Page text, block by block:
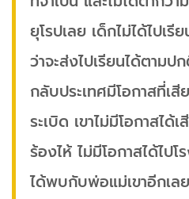
ยุโรปเลย เด็กไม่ได้ไปเรี
ว่าจะส่งไปเรียนได้ตาม
กลับประเทศมีโอกาสที่เสี
ระเบิด เขาไม่มีโอกาสได้เ
ร้องไห้ ไม่มีโอกาสได้ไปโ
ได้พบกับพ่อแม่เขาอีกเล